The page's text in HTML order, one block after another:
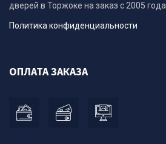
дверей в Торжоке на заказ с 2005 года.
Политика конфиденциальности
ОПЛАТА ЗАКАЗА